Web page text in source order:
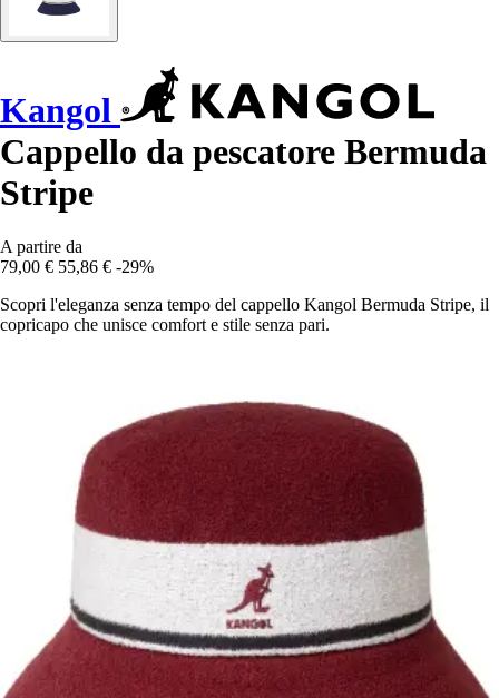
Kangol
Cappello da pescatore Bermuda
Stripe
A partire da
79,00 € 55,86 € -29%
Scopri l'eleganza senza tempo del cappello Kangol Bermuda Stripe, il
copricapo che unisce comfort e stile senza pari.